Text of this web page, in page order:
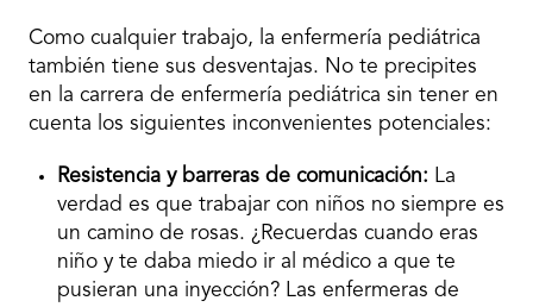
Como cualquier trabajo, la enfermería pediátrica
también tiene sus desventajas. No te precipites
en la carrera de enfermería pediátrica sin tener en
cuenta los siguientes inconvenientes potenciales:
Resistencia y barreras de comunicación: La
verdad es que trabajar con niños no siempre es
un camino de rosas. ¿Recuerdas cuando eras
niño y te daba miedo ir al médico a que te
pusieran una inyección? Las enfermeras de